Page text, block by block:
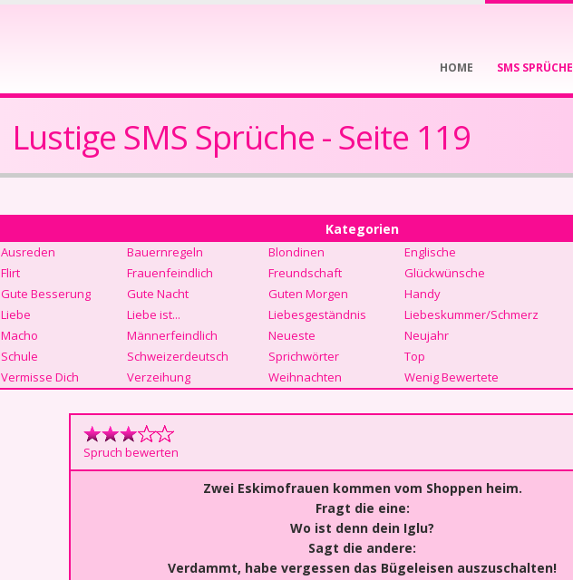
HOME SMS SPRÜCHE
Lustige SMS Sprüche - Seite 119
Kategorien
Ausreden Bauernregeln Blondinen Englische
Flirt
Frauenfeindlich Freundschaft Glückwünsche
Gute Besserung
Gute Nacht Guten Morgen Handy
Liebe
Liebe ist... Liebesgeständnis Liebeskummer/Schmerz
Macho
Männerfeindlich Neueste Neujahr
Schule
Schweizerdeutsch Sprichwörter Top
Vermisse Dich
Verzeihung Weihnachten Wenig Bewertete
Spruch bewerten
Zwei Eskimofrauen kommen vom Shoppen heim.
Fragt die eine:
Wo ist denn dein Iglu?
Sagt die andere:
Verdammt, habe vergessen das Bügeleisen auszuschalten!